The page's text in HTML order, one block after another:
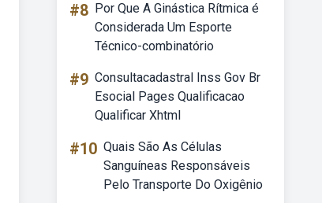
#8 Por Que A Ginástica Rítmica é
Considerada Um Esporte
Técnico-combinatório
#9 Consultacadastral Inss Gov Br
Esocial Pages Qualificacao
Qualificar Xhtml
#10 Quais São As Células
Sanguíneas Responsáveis
Pelo Transporte Do Oxigênio